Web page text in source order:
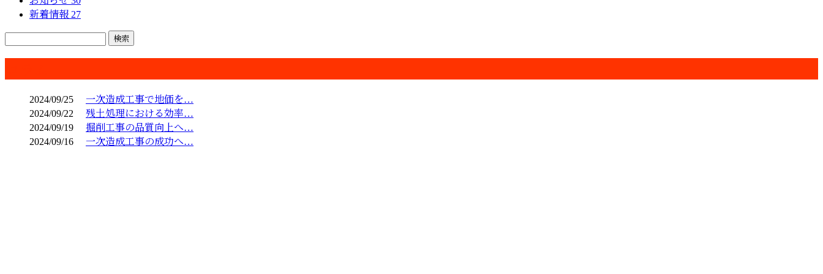
新着情報 27
2024/09/25
一次造成工事で地価を…
2024/09/22
残土処理における効率…
2024/09/19
掘削工事の品質向上へ…
2024/09/16
一次造成工事の成功へ…